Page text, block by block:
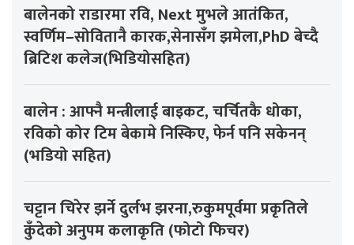
बालेनको राडारमा रवि, Next मुभले आतंकित,
स्वर्णिम–सोवितानै कारक,सेनासँग झमेला,PhD बेच्दै
ब्रिटिश कलेज(भिडियोसहित)
बालेन : आफ्नै मन्त्रीलाई बाइकट, चर्चितकै धोका,
रविको कोर टिम बेकामे निस्किए, फेर्न पनि सकेनन्
(भडियो सहित)
चट्टान चिरेर झर्ने दुर्लभ झरना,रुकुमपूर्वमा प्रकृतिले
कुँदेको अनुपम कलाकृति (फोटो फिचर)